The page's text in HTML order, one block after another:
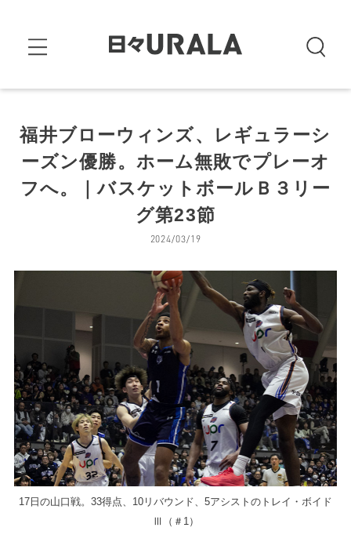
福井ブローウィンズ、レギュラーシ
ーズン優勝。ホーム無敗でプレーオ
フへ。｜バスケットボールＢ３リー
グ第23節
2024/03/19
17日の山口戦。33得点、10リバウンド、5アシストのトレイ・ボイド
Ⅲ（＃1）